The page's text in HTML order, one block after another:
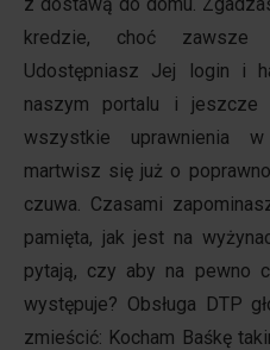
kredzie, choć zawsze
Udostępniasz Jej login i
naszym portalu i
wszystkie uprawnienia
martwisz się już o
czuwa. Czasami
pamięta, jak jest na
pytają, czy aby na pewno
występuje? Obsługa DTP
zmieścić: Kocham Baśkę